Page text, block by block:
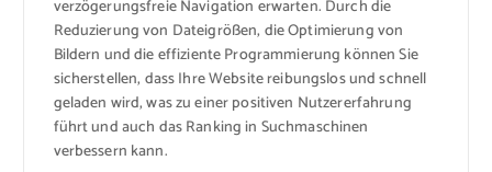
verzögerungsfreie Navigation erwarten. Durch die
Reduzierung von Dateigrößen, die Optimierung von
Bildern und die effiziente Programmierung können Sie
sicherstellen, dass Ihre Website reibungslos und schnell
geladen wird, was zu einer positiven Nutzererfahrung
führt und auch das Ranking in Suchmaschinen
verbessern kann.